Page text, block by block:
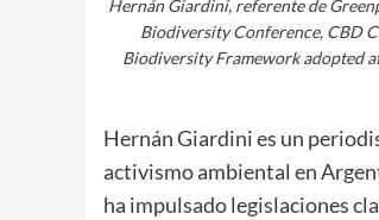
Hernán Giardini, referente de
Biodiversity Conference, CBD
Biodiversity Framework adopted
Hernán Giardini es un
activismo ambiental en
ha impulsado legislaciones